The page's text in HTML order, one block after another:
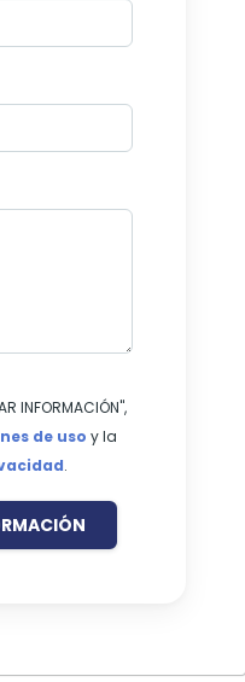
INFORMACIÓN",
de uso y la
.